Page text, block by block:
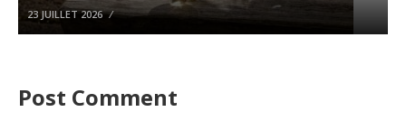
23 JUILLET 2026
Post Comment